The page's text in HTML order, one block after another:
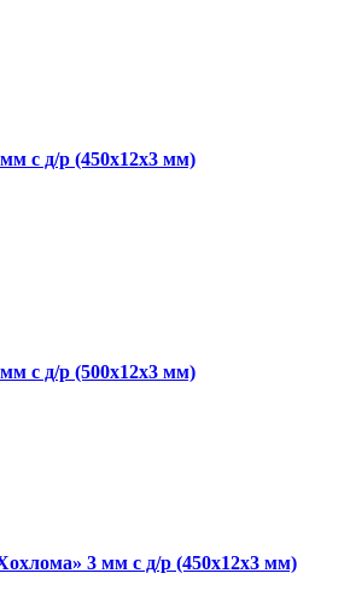
с д/р (450x12x3 мм)
с д/р (500x12x3 мм)
3 мм с д/р (450x12x3 мм)